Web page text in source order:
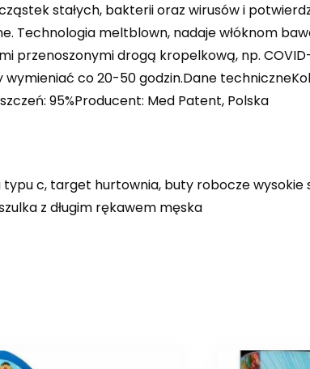
stałych, bakterii oraz wirusów i
Technologia meltblown, nadaje włóknom
przenoszonymi drogą kropelkową, np.
co 20-50 godzin.Dane
95%Producent: Med Patent, Polska
c, target hurtownia, buty robocze wysokie
z długim rękawem męska